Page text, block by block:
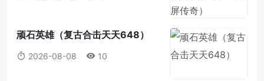
顽石英雄（复古合击天天648）
2026-08-08 10